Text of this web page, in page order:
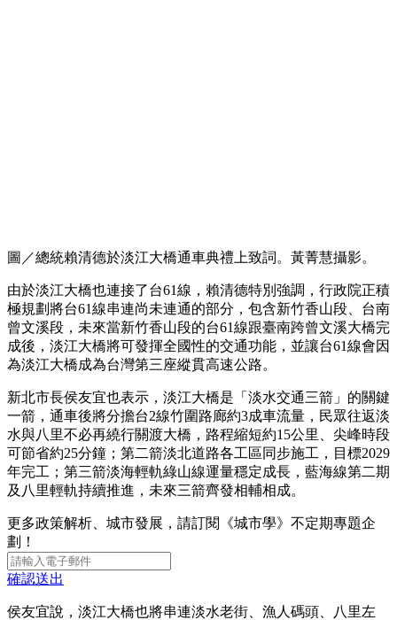
圖／總統賴清德於淡江大橋通車典禮上致詞。黃菁慧攝影。
由於淡江大橋也連接了台61線，賴清德特別強調，行政院正積
極規劃將台61線串連尚未連通的部分，包含新竹香山段、台南
曾文溪段，未來當新竹香山段的台61線跟臺南跨曾文溪大橋完
成後，淡江大橋將可發揮全國性的交通功能，並讓台61線會因
為淡江大橋成為台灣第三座縱貫高速公路。
新北市長侯友宜也表示，淡江大橋是「淡水交通三箭」的關鍵
一箭，通車後將分擔台2線竹圍路廊約3成車流量，民眾往返淡
水與八里不必再繞行關渡大橋，路程縮短約15公里、尖峰時段
可節省約25分鐘；第二箭淡北道路各工區同步施工，目標2029
年完工；第三箭淡海輕軌綠山線運量穩定成長，藍海線第二期
及八里輕軌持續推進，未來三箭齊發相輔相成。
更多政策解析、城市發展，請訂閱《城市學》不定期專題企
劃！
確認送出
侯友宜說，淡江大橋也將串連淡水老街、漁人碼頭、八里左